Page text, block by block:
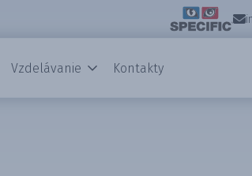
Vzdelávanie Kontakty